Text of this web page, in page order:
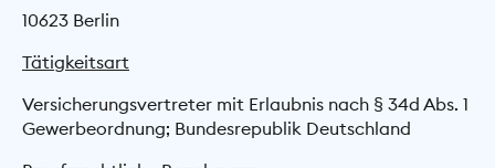
10623 Berlin
Tätigkeitsart
Versicherungsvertreter mit Erlaubnis nach § 34d Abs. 1
Gewerbeordnung; Bundesrepublik Deutschland